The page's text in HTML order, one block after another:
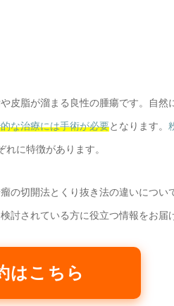
や皮脂が溜まる良性の腫瘍です。自
な治療には手術が必要となります。
に特徴があります。
の切開法とくり抜き法の違いについ
討されている方に役立つ情報をお届
はこちら